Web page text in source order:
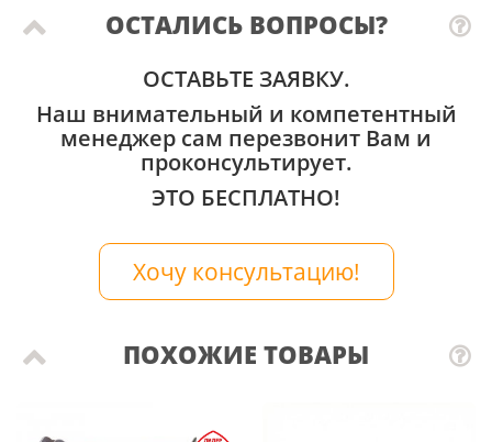
ОСТАЛИСЬ ВОПРОСЫ?
ОСТАВЬТЕ ЗАЯВКУ.
Наш внимательный и компетентный
менеджер сам перезвонит Вам и
проконсультирует.
ЭТО БЕСПЛАТНО!
Хочу консультацию!
ПОХОЖИЕ ТОВАРЫ